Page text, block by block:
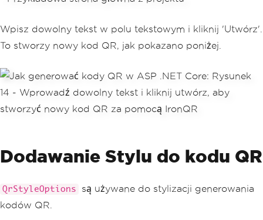
Wpisz dowolny tekst w polu tekstowym i kliknij 'Utwórz'.
To stworzy nowy kod QR, jak pokazano poniżej.
Dodawanie Stylu do kodu QR
QrStyleOptions
są używane do stylizacji generowania
kodów QR.